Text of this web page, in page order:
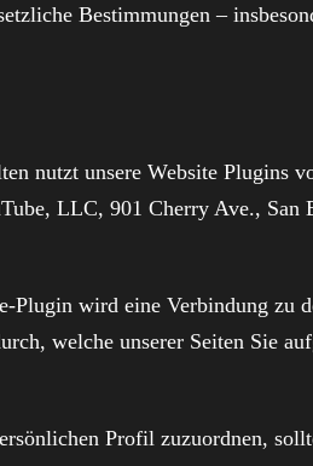
Bestimmungen –
nutzt unsere Website Plugins
LLC, 901 Cherry Ave., San
wird eine Verbindung zu
welche unserer Seiten Sie
Profil zuzuordnen,